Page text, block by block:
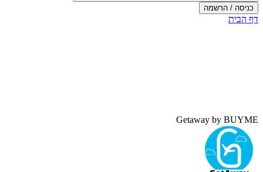
כניסה / הרשמה
דף הבית
Getaway by BUYME